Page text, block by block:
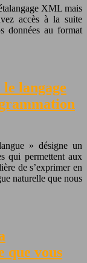
XML mais
accès à la suite
données au format
langage
» désigne un
qui permettent aux
de s’exprimer en
naturelle que nous
que vous